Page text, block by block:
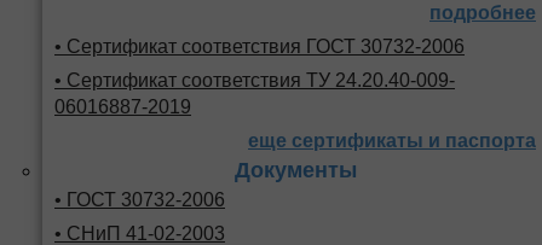
подробнее
• Сертификат соответствия ГОСТ 30732-2006
• Сертификат соответствия ТУ 24.20.40-009-
06016887-2019
еще сертификаты и паспорта
Документы
• ГОСТ 30732-2006
• СНиП 41-02-2003